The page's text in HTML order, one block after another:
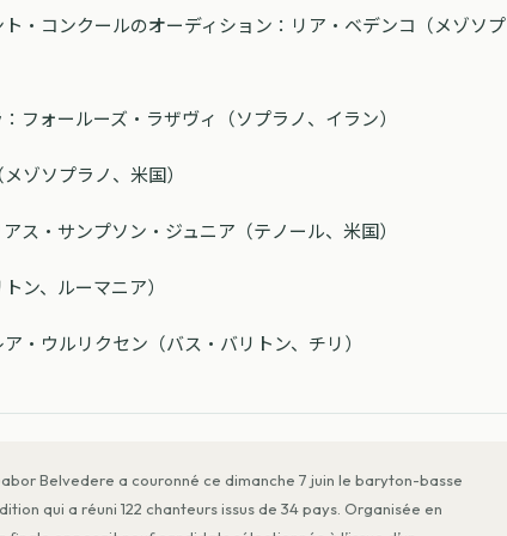
・コンクールのオーディション：リア・ベデンコ（メゾソプ
フォールーズ・ラザヴィ（ソプラノ、イラン）
ゾソプラノ、米国）
ス・サンプソン・ジュニア（テノール、米国）
ン、ルーマニア）
・ウルリクセン（バス・バリトン、チリ）
Belvedere a couronné ce dimanche 7 juin le baryton-basse
qui a réuni 122 chanteurs issus de 34 pays. Organisée en